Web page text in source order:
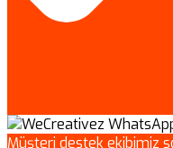
Müşteri destek ekibimiz